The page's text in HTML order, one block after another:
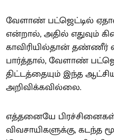
வேளாண் பட்ஜெட்டில்
என்றால், அதில் எதுவும்
காவிரியில்தான் தண்ணீர்
பார்த்தால், வேளாண்
திட்டத்தையும் இந்த
அறிவிக்கவில்லை.
எத்தனையே
விவசாயிகளுக்கு, கடந்த